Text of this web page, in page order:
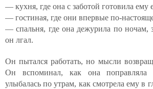
— кухня, где она с заботой готовила ему
— гостиная, где они впервые по-
— спальня, где она дежурила по ночам,
он лгал.
Он пытался работать, но мысли
Он вспоминал, как она поправляла
улыбалась по утрам, как смотрела ему в